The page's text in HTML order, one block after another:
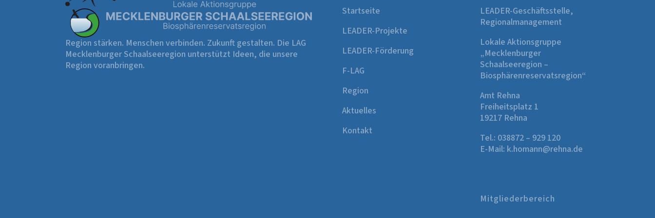
Region stärken. Menschen verbinden. Zukunft gestalten. Die LAG
Mecklenburger Schaalseeregion unterstützt Ideen, die unsere
Region voranbringen.
Startseite
LEADER-Projekte
LEADER-Förderung
F-LAG
Region
Aktuelles
Kontakt
LEADER-Geschäftsstelle,
Regionalmanagement
Lokale Aktionsgruppe
„Mecklenburger
Schaalseeregion –
Biosphärenreservatsregion“
Amt Rehna
Freiheitsplatz 1
19217 Rehna
Tel.: 038872 – 929 120
E-Mail: k.homann@rehna.de
Mitgliederbereich